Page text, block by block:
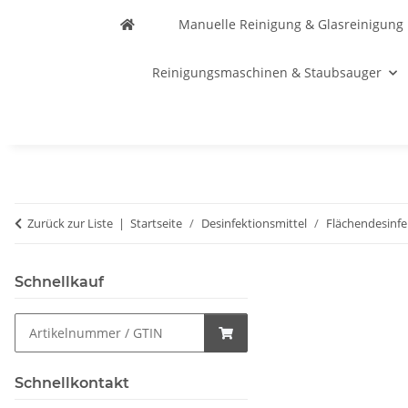
Manuelle Reinigung & Glasreinigung
Reinigungsmaschinen & Staubsauger
Zurück zur Liste Startseite Desinfektionsmittel
Schnellkauf
Schnellkontakt